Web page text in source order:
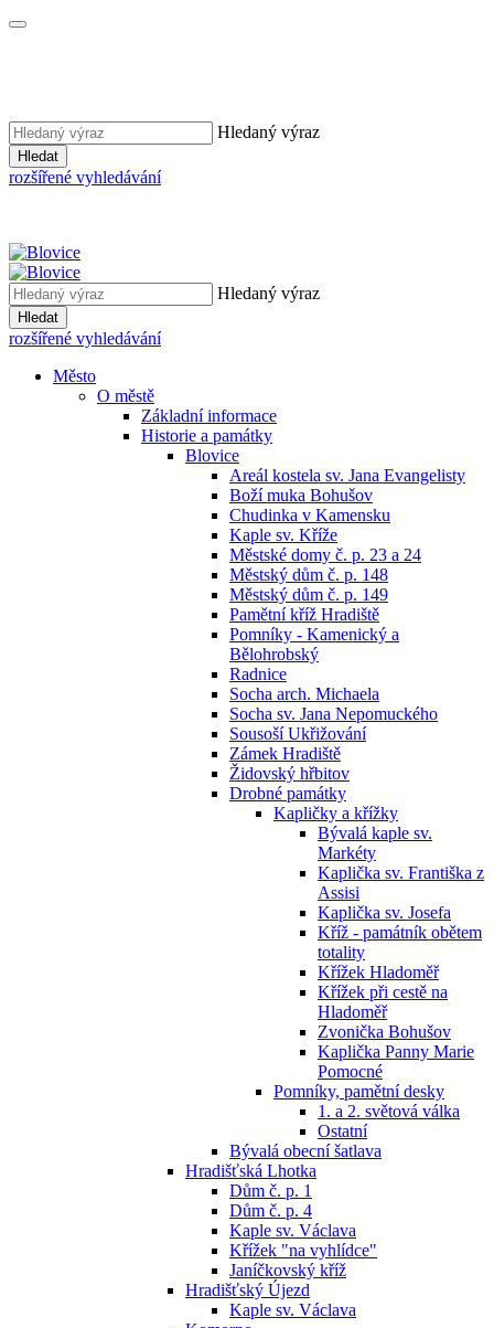
Hledaný výraz
Hledat
rozšířené vyhledávání
Hledaný výraz
Hledat
rozšířené vyhledávání
Město
O městě
Základní informace
Historie a památky
Blovice
Areál kostela sv. Jana Evangelisty
Boží muka Bohušov
Chudinka v Kamensku
Kaple sv. Kříže
Městské domy č. p. 23 a 24
Městský dům č. p. 148
Městský dům č. p. 149
Pamětní kříž Hradiště
Pomníky - Kamenický a
Bělohrobský
Radnice
Socha arch. Michaela
Socha sv. Jana Nepomuckého
Sousoší Ukřižování
Zámek Hradiště
Židovský hřbitov
Drobné památky
Kapličky a křížky
Bývalá kaple sv.
Markéty
Kaplička sv. Františka z
Assisi
Kaplička sv. Josefa
Kříž - památník obětem
totality
Křížek Hladoměř
Křížek při cestě na
Hladoměř
Zvonička Bohušov
Kaplička Panny Marie
Pomocné
Pomníky, pamětní desky
1. a 2. světová válka
Ostatní
Bývalá obecní šatlava
Hradišťská Lhotka
Dům č. p. 1
Dům č. p. 4
Kaple sv. Václava
Křížek "na vyhlídce"
Janíčkovský kříž
Hradišťský Újezd
Kaple sv. Václava